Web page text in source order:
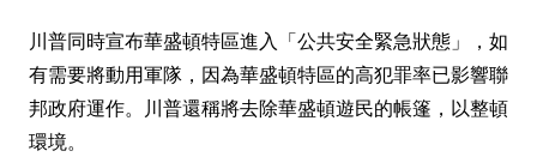
川普同時宣布華盛頓特區進入「公共安全緊急狀態」，如
有需要將動用軍隊，因為華盛頓特區的高犯罪率已影響聯
邦政府運作。川普還稱將去除華盛頓遊民的帳篷，以整頓
環境。